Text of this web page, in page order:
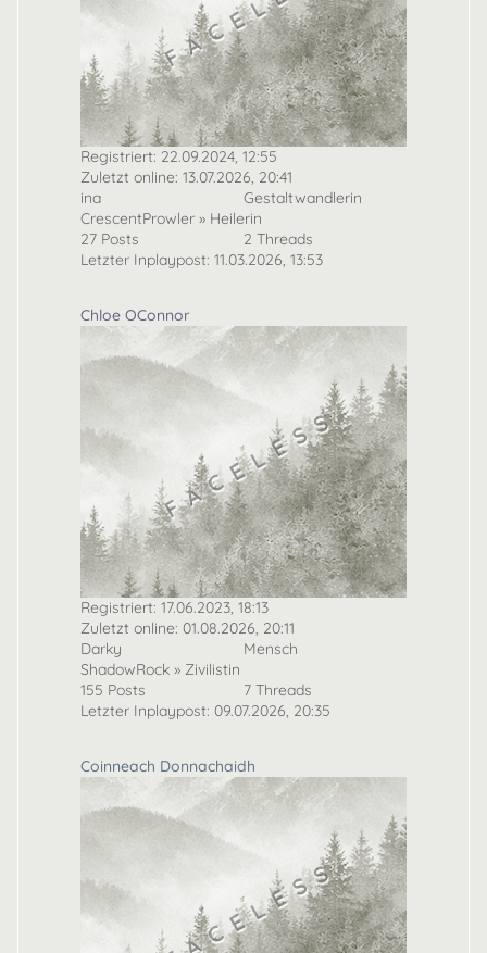
Registriert: 22.09.2024, 12:55
Zuletzt online: 13.07.2026, 20:41
ina
Gestaltwandlerin
CrescentProwler » Heilerin
27 Posts
2 Threads
Letzter Inplaypost: 11.03.2026, 13:53
Chloe OConnor
Registriert: 17.06.2023, 18:13
Zuletzt online: 01.08.2026, 20:11
Darky
Mensch
ShadowRock » Zivilistin
155 Posts
7 Threads
Letzter Inplaypost: 09.07.2026, 20:35
Coinneach Donnachaidh